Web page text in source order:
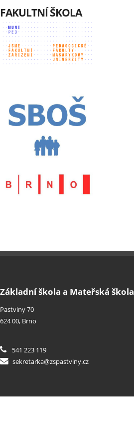
FAKULTNÍ ŠKOLA
Základní škola a Mateřská škola
Pastviny 70
624 00, Brno
541 223 119
sekretarka@zspastviny.cz